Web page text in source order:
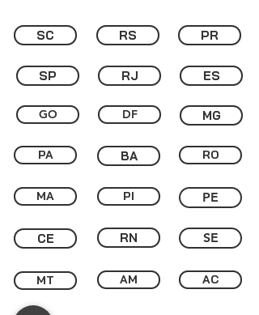
SC
SP
GO
PA
MA
CE
MT
RS
RJ
DF
BA
PI
RN
AM
PR
ES
MG
RO
PE
SE
AC